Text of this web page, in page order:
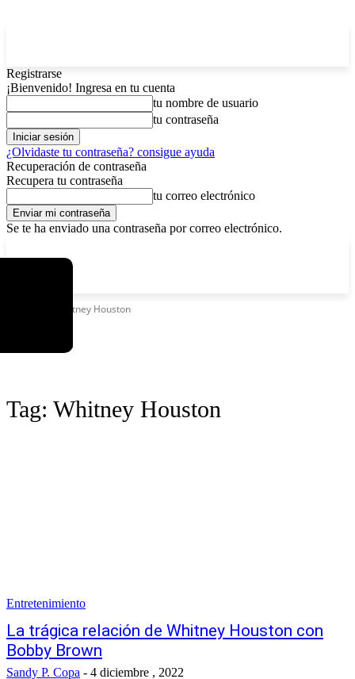
Registrarse
¡Bienvenido! Ingresa en tu cuenta
tu nombre de usuario
tu contraseña
¿Olvidaste tu contraseña? consigue ayuda
Recuperación de contraseña
Recupera tu contraseña
tu correo electrónico
Se te ha enviado una contraseña por correo electrónico.
Whitney Houston
Tag: Whitney Houston
Entretenimiento
La trágica relación de Whitney Houston con
Bobby Brown
Sandy P. Copa - 4 diciembre , 2022